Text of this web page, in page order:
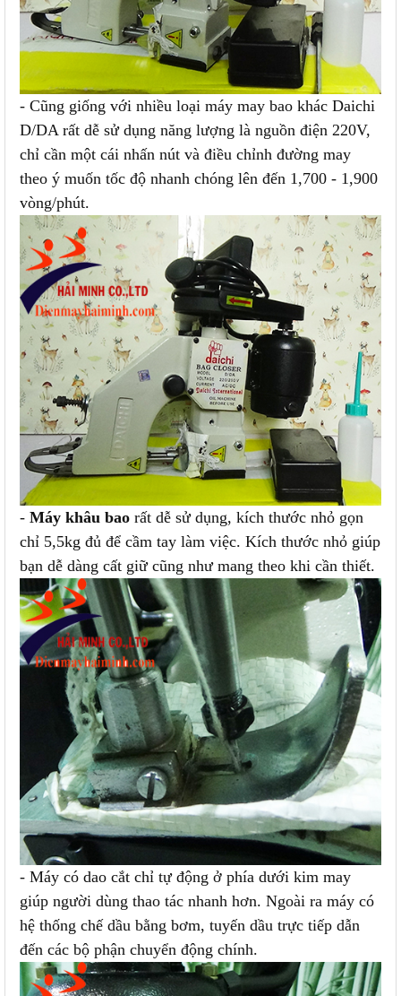
- Cũng giống với nhiều loại máy may bao khác Daichi
D/DA rất dễ sử dụng năng lượng là nguồn điện 220V,
chỉ cần một cái nhấn nút và điều chỉnh đường may
theo ý muốn tốc độ nhanh chóng lên đến 1,700 - 1,900
vòng/phút.
- Máy khâu bao rất dễ sử dụng, kích thước nhỏ gọn
chỉ 5,5kg đủ để cầm tay làm việc. Kích thước nhỏ giúp
bạn dễ dàng cất giữ cũng như mang theo khi cần thiết.
- Máy có dao cắt chỉ tự động ở phía dưới kim may
giúp người dùng thao tác nhanh hơn. Ngoài ra máy có
hệ thống chế dầu bằng bơm, tuyến dầu trực tiếp dẫn
đến các bộ phận chuyển động chính.